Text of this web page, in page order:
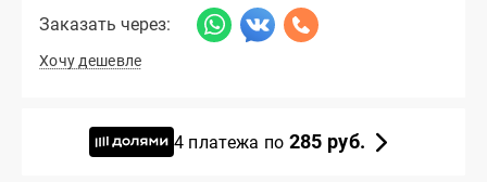
Заказать через:
Хочу дешевле
4 платежа по 285 руб.